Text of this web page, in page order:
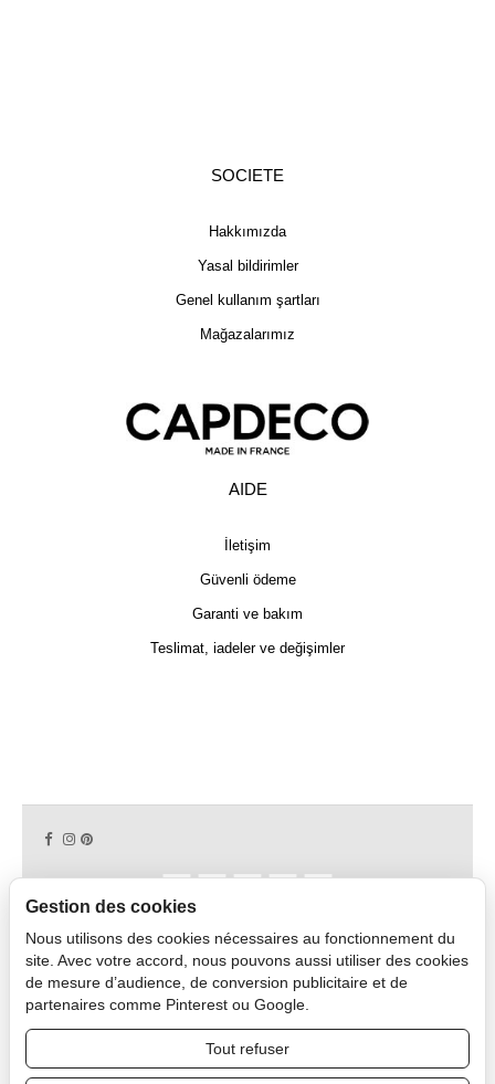
SOCIETE
Hakkımızda
Yasal bildirimler
Genel kullanım şartları
Mağazalarımız
AIDE
İletişim
Güvenli ödeme
Garanti ve bakım
Teslimat, iadeler ve değişimler
Copyright © 2026 CAPDECO.
Profesyonel Alan
Gestion des cookies
Nous utilisons des cookies nécessaires au fonctionnement du
site. Avec votre accord, nous pouvons aussi utiliser des cookies
de mesure d’audience, de conversion publicitaire et de
partenaires comme Pinterest ou Google.
Tout refuser